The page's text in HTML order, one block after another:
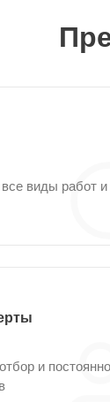
виды работ и
и